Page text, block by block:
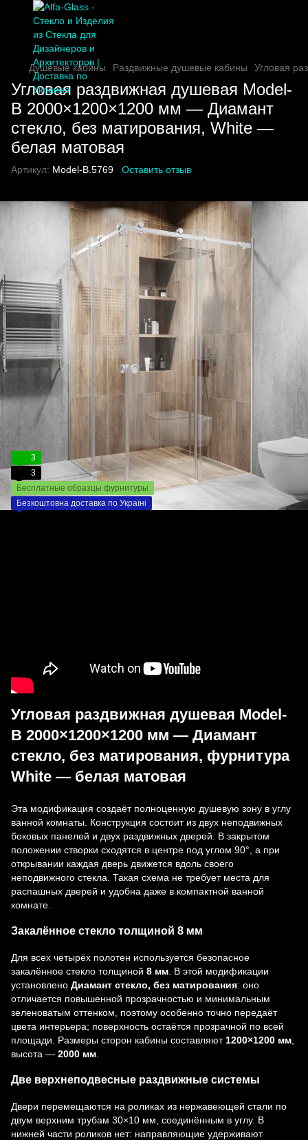
Душевые кабины Раздвижные душевые кабины Угловая
Угловая раздвижная душевая Model-
B 2000×1200×1200 мм — Диамант
стекло, без матирования, White —
белая матовая
Артикул: Model-B.5769 Оставить отзыв
3
3
Бесплатные образцы фурнитуры
Безкоштовна доставка по Україні
Угловая раздвижная душевая Model-
B 2000×1200×1200 мм — Диамант
стекло, без матирования, фурнитура
White — белая матовая
Эта модификация создаёт полноценную душевую зону в углу
ванной комнаты. Конструкция состоит из двух неподвижных
боковых панелей и двух раздвижных дверей. В закрытом
положении створки сходятся в центре под углом 90°, а при
открывании каждая дверь движется вдоль своего
неподвижного стекла. Такая схема не требует места для
распашных дверей и удобна даже в компактной ванной
комнате.
Закалённое стекло толщиной 8 мм
Для всех четырёх полотен используется безопасное
закалённое стекло толщиной 8 мм . В этой модификации
установлено Диамант стекло, без матирования: оно
отличается повышенной прозрачностью и минимальным
зеленоватым оттенком, поэтому особенно точно передаёт
цвета интерьера; поверхность остаётся прозрачной по всей
площади. Размеры сторон кабины составляют 1200×1200 мм
высота — 2000 мм
Две верхнеподвесные раздвижные системы
Двери перемещаются на роликах из нержавеющей стали по
двум верхним трубам 30×10 мм, соединённым в углу. В
нижней части роликов нет: направляющие удерживают